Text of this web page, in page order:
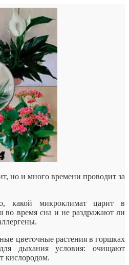
но и много времени проводит за
какой микроклимат царит в
время сна и не раздражают ли
цветочные растения в горшках
дыхания условия: очищают
кислородом.